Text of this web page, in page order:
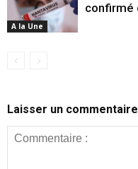
A la Une
confirmé
Laisser un commentaire